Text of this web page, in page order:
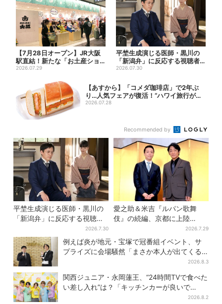
【7月28日オープン】JR大阪
駅直結！新たな「お土産ショ
ップ」、銘菓バラ売りで地...
2026.07.29
平埜生成演じる医師・黒川の
「新潟弁」に反応する視聴者
続出「グッときた」
2026.07.30
【あすから】「コメダ珈琲店」で2年ぶ
り…人気フェアが復活！“ハワイ旅行が当
たる”...
2026.07.28
Recommended by
平埜生成演じる医師・黒川の
「新潟弁」に反応する視聴者
2026.7.30
愛之助＆米吉『ルパン歌舞
伎』の続編、京都に上陸
「VIVANT好きも観てほしい」
2026.7.29
例えば炎が地元・宝塚で冠番組イベント、サ
プライズに会場騒然「まさか本人が出てくる
2026.8.3
関西ジュニア・永岡蓮王、“24時間TVで食べた
い差し入れ”は？「キッチンカーが良いで
2026.8.2